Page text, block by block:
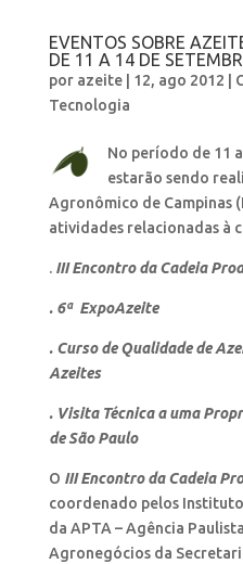
EVENTOS SOBRE
DE 11 A 14 DE
por azeite| 12, ago 2012
Tecnologia
No período de 11
estarão sendo
Agronômico de Campinas
atividades relacionadas à
. III Encontro da Cadeia
. 6ª ExpoAzeite
. Curso de Qualidade de
Azeites
. Visita Técnica a uma
de São Paulo
O III Encontro da Cadeia
coordenado pelos
da APTA – Agência
Agronegócios da